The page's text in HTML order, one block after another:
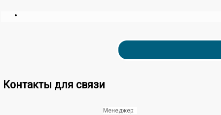
Контакты для связи
Менеджер: